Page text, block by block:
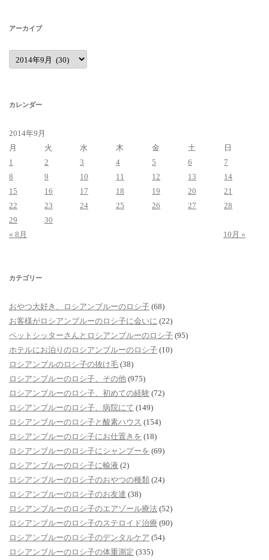
アーカイブ
ア
ー
カ
カレンダー
2014年9月
月
火 水 木 金 土
日
1
2 3 4 5 6
7
8
9 10 11 12 13
14
15
16 17 18 19 20
21
22
23 24 25 26 27
28
29
30
« 8月
10月 »
カテゴリー
おやつ大好き、ロシアンブルーのロシ子 (68)
お客様がロシアンブルーのロシ子に会いに (22)
ペットシッターさんとロシアンブルーのロシ子 (95)
ホテルにお泊りのロシアンブルーのロシ子 (10)
ロシアンブルのロシ子の抜け毛 (38)
ロシアンブルーのロシ子、その他 (975)
ロシアンブルーのロシ子、初めての経験 (72)
ロシアンブルーのロシ子、病院にて (149)
ロシアンブルーのロシ子と酸素ハウス (154)
ロシアンブルーのロシ子にお仕置きを (18)
ロシアンブルーのロシ子にシャンプーを (69)
ロシアンブルーのロシ子に輸液 (2)
ロシアンブルーのロシ子のおやつの種類 (24)
ロシアンブルーのロシ子のお友達 (38)
ロシアンブルーのロシ子のエアゾール療法 (52)
ロシアンブルーのロシ子のステロイド治療 (90)
ロシアンブルーのロシ子のデンタルケア (54)
ロシアンブルーのロシ子の体重測定 (335)